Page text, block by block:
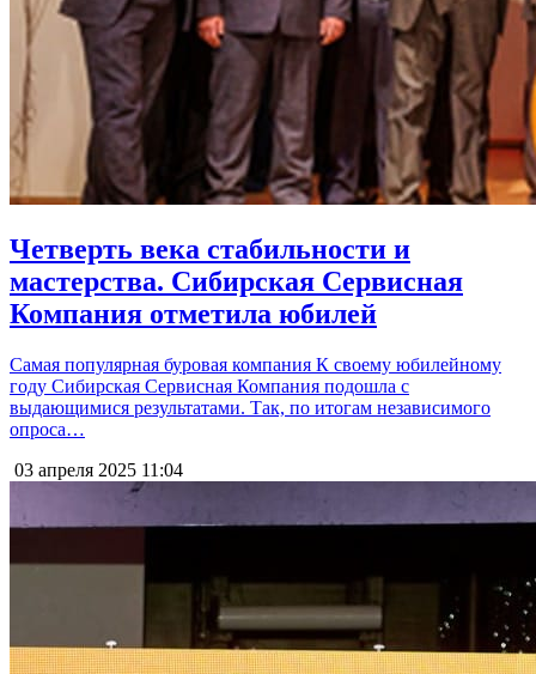
Четверть века стабильности и
мастерства. Сибирская Сервисная
Компания отметила юбилей
Самая популярная буровая компания К своему юбилейному
году Сибирская Сервисная Компания подошла с
выдающимися результатами. Так, по итогам независимого
опроса…
03 апреля 2025 11:04